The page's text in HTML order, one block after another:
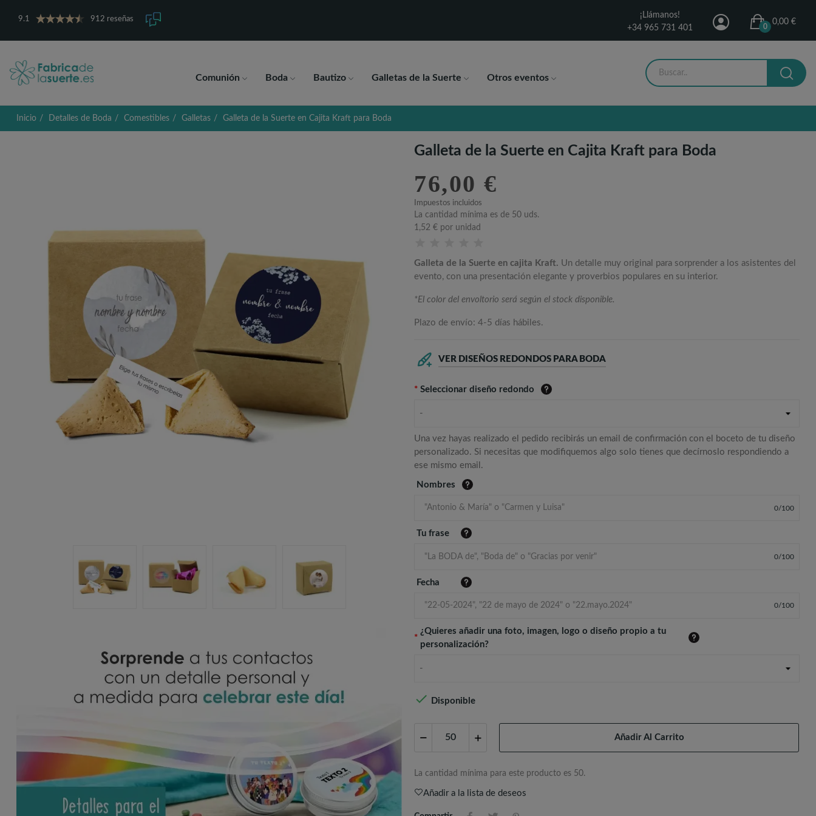
9.1 912 reseñas
¡Llámanos!
+34 965 731 401
0,00 €
0
Comunión Boda Bautizo Galletas de la Suerte Otros eventos
Inicio Detalles de Boda Comestibles Galletas Galleta de la Suerte en Cajita Kraft para Boda
Galleta de la Suerte en Cajita Kraft para Boda
76,00 €
Impuestos incluidos
La cantidad mínima es de 50 uds.
1,52 € por unidad
Galleta de la Suerte en cajita Kraft. Un detalle muy original para sorprender a los asistentes del
evento, con una presentación elegante y proverbios populares en su interior.
*El color del envoltorio será según el stock disponible.
Plazo de envío: 4-5 días hábiles.
VER DISEÑOS REDONDOS PARA BODA
* Seleccionar diseño redondo
-
Una vez hayas realizado el pedido recibirás un email de confirmación con el boceto de tu diseño
personalizado. Si necesitas que modifiquemos algo solo tienes que decírnoslo respondiendo a
ese mismo email.
Nombres
0/100
Tu frase
0/100
Fecha
0/100
*
¿Quieres añadir una foto, imagen, logo o diseño propio a tu
personalización?
-
 Disponible
Añadir Al Carrito
La cantidad mínima para este producto es 50.
Añadir a la lista de deseos